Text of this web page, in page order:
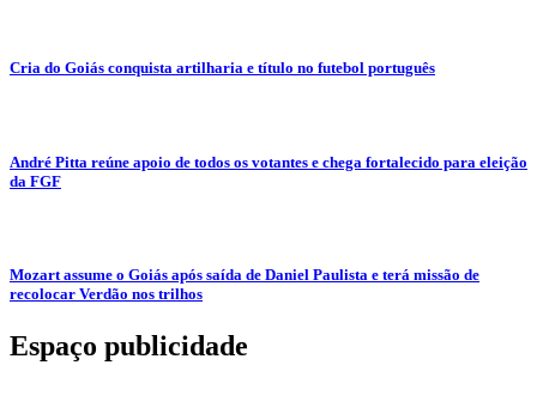
Cria do Goiás conquista artilharia e título no futebol português
André Pitta reúne apoio de todos os votantes e chega fortalecido para eleição
da FGF
Mozart assume o Goiás após saída de Daniel Paulista e terá missão de
recolocar Verdão nos trilhos
Espaço publicidade